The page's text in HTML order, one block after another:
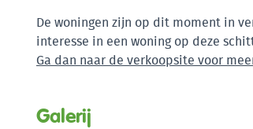
De woningen zijn op dit moment in
interesse in een woning op deze
Ga dan naar de verkoopsite voor
Galerij